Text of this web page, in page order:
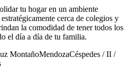
tu hogar en un ambiente
cerca de colegios y
la comodidad de tener todos los
el día a día de tu familia.
MontañoMendozaCéspedes / II /